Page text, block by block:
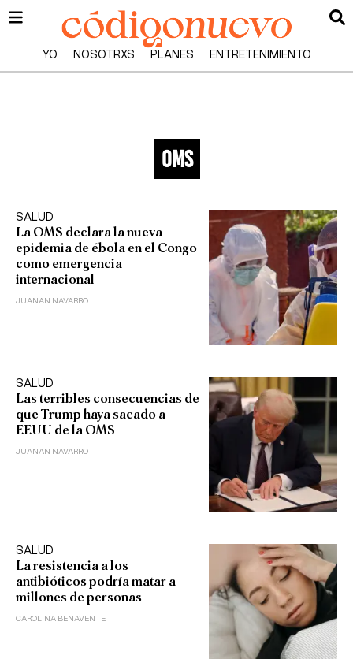
YO NOSOTRXS PLANES ENTRETENIMIENTO
oms
SALUD
La OMS declara la nueva
epidemia de ébola en el Congo
como emergencia
internacional
JUANAN NAVARRO
SALUD
Las terribles consecuencias de
que Trump haya sacado a
EEUU de la OMS
JUANAN NAVARRO
SALUD
La resistencia a los
antibióticos podría matar a
millones de personas
CAROLINA BENAVENTE